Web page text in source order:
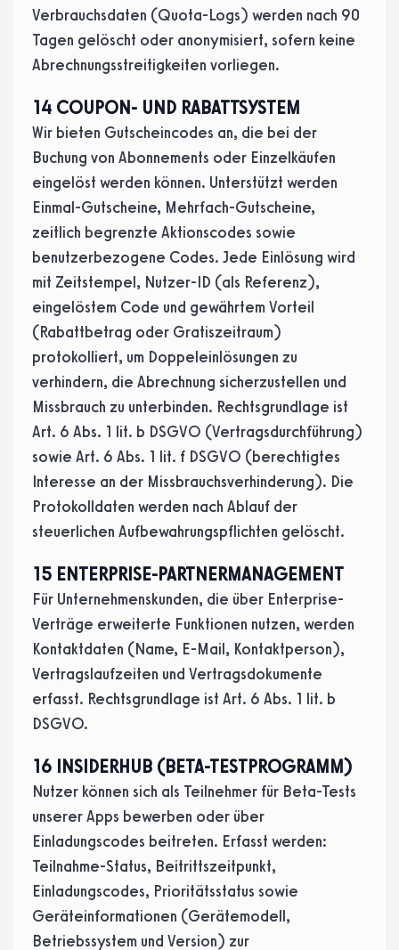
Verbrauchsdaten (Quota-Logs) werden nach 90
Tagen gelöscht oder anonymisiert, sofern keine
Abrechnungsstreitigkeiten vorliegen.
14 COUPON- UND RABATTSYSTEM
Wir bieten Gutscheincodes an, die bei der
Buchung von Abonnements oder Einzelkäufen
eingelöst werden können. Unterstützt werden
Einmal-Gutscheine, Mehrfach-Gutscheine,
zeitlich begrenzte Aktionscodes sowie
benutzerbezogene Codes. Jede Einlösung wird
mit Zeitstempel, Nutzer-ID (als Referenz),
eingelöstem Code und gewährtem Vorteil
(Rabattbetrag oder Gratiszeitraum)
protokolliert, um Doppeleinlösungen zu
verhindern, die Abrechnung sicherzustellen und
Missbrauch zu unterbinden. Rechtsgrundlage ist
Art. 6 Abs. 1 lit. b DSGVO (Vertragsdurchführung)
sowie Art. 6 Abs. 1 lit. f DSGVO (berechtigtes
Interesse an der Missbrauchsverhinderung). Die
Protokolldaten werden nach Ablauf der
steuerlichen Aufbewahrungspflichten gelöscht.
15 ENTERPRISE-PARTNERMANAGEMENT
Für Unternehmenskunden, die über Enterprise-
Verträge erweiterte Funktionen nutzen, werden
Kontaktdaten (Name, E-Mail, Kontaktperson),
Vertragslaufzeiten und Vertragsdokumente
erfasst. Rechtsgrundlage ist Art. 6 Abs. 1 lit. b
DSGVO.
16 INSIDERHUB (BETA-TESTPROGRAMM)
Nutzer können sich als Teilnehmer für Beta-Tests
unserer Apps bewerben oder über
Einladungscodes beitreten. Erfasst werden:
Teilnahme-Status, Beitrittszeitpunkt,
Einladungscodes, Prioritätsstatus sowie
Geräteinformationen (Gerätemodell,
Betriebssystem und Version) zur